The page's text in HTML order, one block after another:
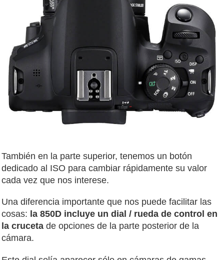
También en la parte superior, tenemos un botón
dedicado al ISO para cambiar rápidamente su valor
cada vez que nos interese.
Una diferencia importante que nos puede facilitar las
cosas: la 850D incluye un dial / rueda de control en
la cruceta de opciones de la parte posterior de la
cámara.